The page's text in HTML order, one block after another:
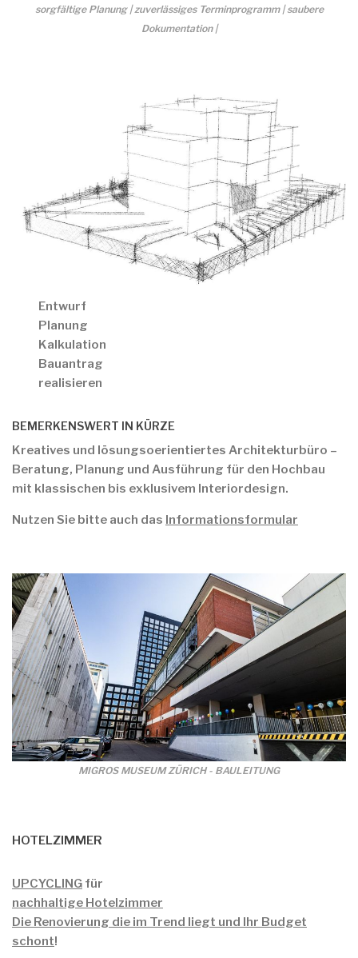
sorgfältige Planung | zuverlässiges Terminprogramm | saubere
Dokumentation |
Entwurf
Planung
Kalkulation
Bauantrag
realisieren
BEMERKENSWERT IN KÜRZE
Kreatives und lösungsoerientiertes Architekturbüro –
Beratung, Planung und Ausführung für den Hochbau
mit klassischen bis exklusivem Interiordesign.
Nutzen Sie bitte auch das Informationsformular
MIGROS MUSEUM ZÜRICH - BAULEITUNG
HOTELZIMMER
UPCYCLING für
nachhaltige Hotelzimmer
Die Renovierung die im Trend liegt und Ihr Budget
schont!